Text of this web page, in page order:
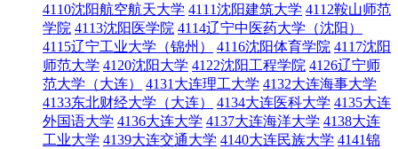
4110沈阳航空航天大学 4111沈阳建筑大学 4112鞍山师范
学院 4113沈阳医学院 4114辽宁中医药大学（沈阳）
4115辽宁工业大学（锦州）
4116沈阳体育学院 4117沈阳
师范大学 4120沈阳大学 4122沈阳工程学院 4126辽宁师
范大学（大连）
4131大连理工大学 4132大连海事大学
4133东北财经大学（大连）
4134大连医科大学 4135大连
外国语大学 4136大连大学 4137大连海洋大学 4138大连
工业大学 4139大连交通大学 4140大连民族大学 4141锦